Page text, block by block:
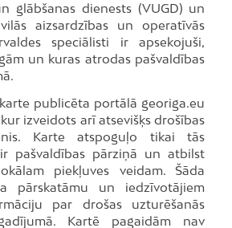
glābšanas dienests (VUGD) un
aizsardzības un operatīvās
speciālisti ir apsekojuši,
un kuras atrodas pašvaldības
publicēta portālā georiga.eu
kur izveidots arī atsevišķs drošības
Karte atspoguļo tikai tās
pašvaldības pārziņā un atbilst
piekļuves veidam. Šāda
pārskatāmu un iedzīvotājiem
par drošas uzturēšanās
Kartē pagaidām nav